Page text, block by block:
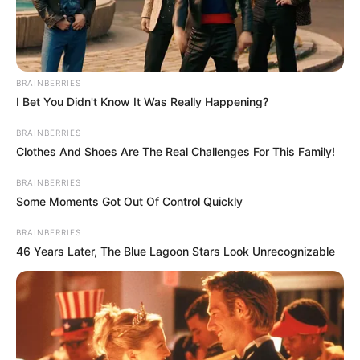
protección de los ecosistemas, laseguridad hídrica
abastecimiento de agua potable de Cartagena
, la
navegabilidad de la bahía y lacompetitividad del
principal complejo portuario del Caribe colombiano.
“El proyecto no solo contribuye a la
ecosistémica del Parque Nacional Corales del Rosario,
toneladas de sedimentos a la bahía de Cartagena
indicó Turbay.
LEA TAMBIÉN
En Cartagena, Transcaribe tendrá
dos servicios adicionales por el
partido Colombia vs Ghana
BRAINBERRIES
I Bet You Didn't Know It Was Really Happening?
BRAINBERRIES
Clothes And Shoes Are The Real Challenges For This Family!
BRAINBERRIES
Some Moments Got Out Of Control Quickly
BRAINBERRIES
46 Years Later, The Blue Lagoon Stars Look Unrecognizable